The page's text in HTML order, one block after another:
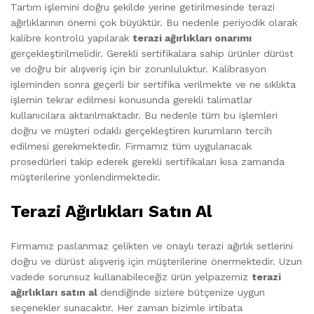
Tartım işlemini doğru şekilde yerine getirilmesinde terazi
ağırlıklarının önemi çok büyüktür. Bu nedenle periyodik olarak
kalibre kontrolü yapılarak terazi ağırlıkları onarımı
gerçekleştirilmelidir. Gerekli sertifikalara sahip ürünler dürüst
ve doğru bir alışveriş için bir zorunluluktur. Kalibrasyon
işleminden sonra geçerli bir sertifika verilmekte ve ne sıklıkta
işlemin tekrar edilmesi konusunda gerekli talimatlar
kullanıcılara aktarılmaktadır. Bu nedenle tüm bu işlemleri
doğru ve müşteri odaklı gerçekleştiren kurumların tercih
edilmesi gerekmektedir. Firmamız tüm uygulanacak
prosedürleri takip ederek gerekli sertifikaları kısa zamanda
müşterilerine yönlendirmektedir.
Terazi Ağırlıkları Satın Al
Firmamız paslanmaz çelikten ve onaylı terazi ağırlık setlerini
doğru ve dürüst alışveriş için müşterilerine önermektedir. Uzun
vadede sorunsuz kullanabileceğiz ürün yelpazemiz terazi
ağırlıkları satın al dendiğinde sizlere bütçenize uygun
seçenekler sunacaktır. Her zaman bizimle irtibata